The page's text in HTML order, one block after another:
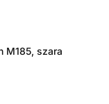
M185, szara